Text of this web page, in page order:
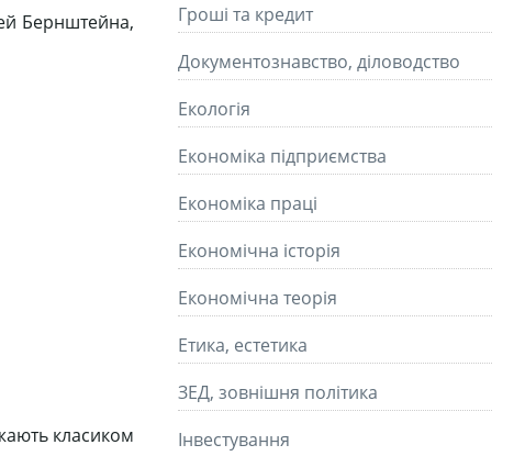
Бернштейна,
класиком
Гроші та кредит
Документознавство, діловодство
Екологія
Економіка підприємства
Економіка праці
Економічна історія
Економічна теорія
Етика, естетика
ЗЕД, зовнішня політика
Інвестування